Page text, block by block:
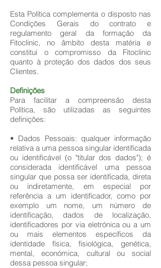
Esta Política complementa o disposto nas
Condições Gerais do contrato e
regulamento geral da formação da
Fitoclinic, no âmbito desta matéria e
constitui o compromisso da Fitoclinic
quanto à proteção dos dados dos seus
Clientes.
Definições
Para facilitar a compreensão desta
Política, são utilizadas as seguintes
definições:
• Dados Pessoais: qualquer informação
relativa a uma pessoa singular identificada
ou identificável (o "titular dos dados"); é
considerada identificável uma pessoa
singular que possa ser identificada, direta
ou indiretamente, em especial por
referência a um identificador, como por
exemplo um nome, um número de
identificação, dados de localização,
identificadores por via eletrónica ou a um
ou mais elementos específicos da
identidade física, fisiológica, genética,
mental, económica, cultural ou social
dessa pessoa singular;